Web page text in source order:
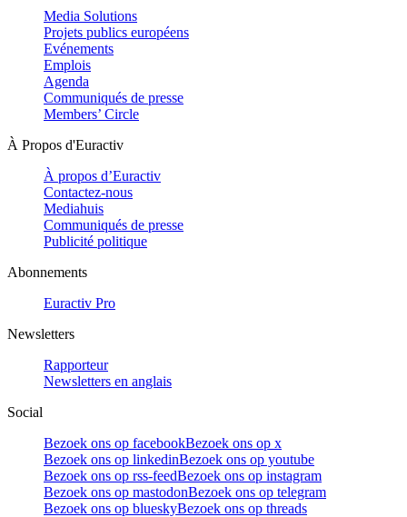
Media Solutions
Projets publics européens
Evénements
Emplois
Agenda
Communiqués de presse
Members’ Circle
À Propos d'Euractiv
À propos d’Euractiv
Contactez-nous
Mediahuis
Communiqués de presse
Publicité politique
Abonnements
Euractiv Pro
Newsletters
Rapporteur
Newsletters en anglais
Social
Bezoek ons op facebookBezoek ons op x
Bezoek ons op linkedinBezoek ons op youtube
Bezoek ons op rss-feedBezoek ons op instagram
Bezoek ons op mastodonBezoek ons op telegram
Bezoek ons op blueskyBezoek ons op threads